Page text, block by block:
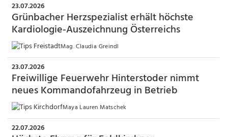
23.07.2026
Grünbacher Herzspezialist erhält höchste
Kardiologie-Auszeichnung Österreichs
Mag. Claudia Greindl
23.07.2026
Freiwillige Feuerwehr Hinterstoder nimmt
neues Kommandofahrzeug in Betrieb
Maya Lauren Matschek
22.07.2026